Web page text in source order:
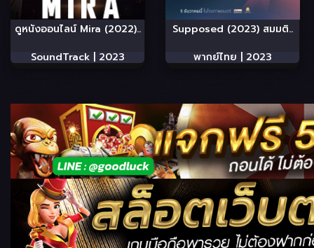
ดูหนังออนไลน์ Mira (2022)..
SoundTrack | 2023
Supposed (2023) สมมติ..
พากย์ไทย | 2023